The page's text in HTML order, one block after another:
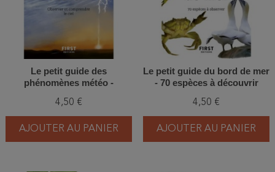
Le petit guide des
phénomènes météo -
ciel
4,50 €
AJOUTER AU PANIER
Le petit guide du bord de mer
- 70 espèces à découvrir
4,50 €
AJOUTER AU PANIER